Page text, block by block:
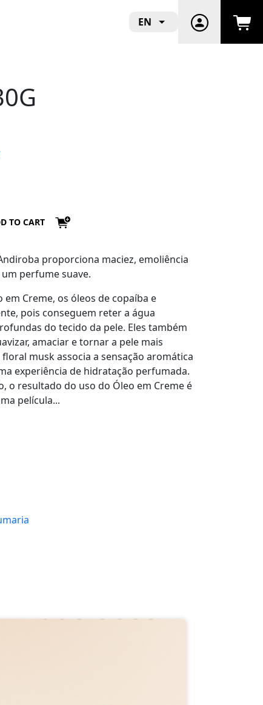
EN
TO CART
proporciona maciez, emoliência
perfume suave.
Creme, os óleos de copaíba e
pois conseguem reter a água
do tecido da pele. Eles também
amaciar e tornar a pele mais
musk associa a sensação aromática
experiência de hidratação perfumada.
o resultado do uso do Óleo em Creme é
película...